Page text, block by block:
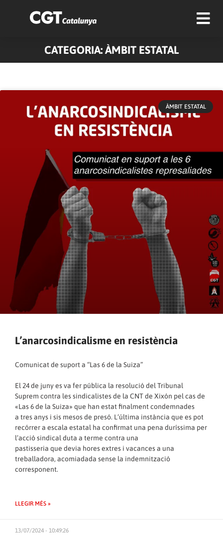
CATEGORIA: ÀMBIT ESTATAL
ÀMBIT ESTATAL
L’anarcosindicalisme en resistència
Comunicat de suport a “Las 6 de la Suiza”
El 24 de juny es va fer pública la resolució del Tribunal
Suprem contra les sindicalistes de la CNT de Xixón pel cas de
«Las 6 de la Suiza» que han estat finalment condemnades
a tres anys i sis mesos de presó. L‘última instància que es pot
recórrer a escala estatal ha confirmat una pena duríssima per
l’acció sindical duta a terme contra una
pastisseria que devia hores extres i vacances a una
treballadora, acomiadada sense la indemnització
corresponent.
LLEGIR MÉS »
13/07/2024 - 10:49:26